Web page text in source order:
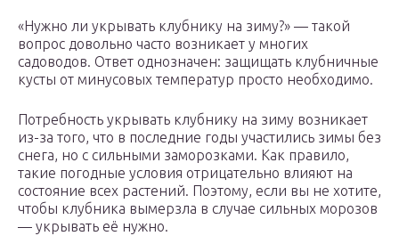
«Нужно ли укрывать клубнику на зиму?» — такой
вопрос довольно часто возникает у многих
садоводов. Ответ однозначен: защищать клубничные
кусты от минусовых температур просто необходимо.
Потребность укрывать клубнику на зиму возникает
из-за того, что в последние годы участились зимы без
снега, но с сильными заморозками. Как правило,
такие погодные условия отрицательно влияют на
состояние всех растений. Поэтому, если вы не хотите,
чтобы клубника вымерзла в случае сильных морозов
— укрывать её нужно.